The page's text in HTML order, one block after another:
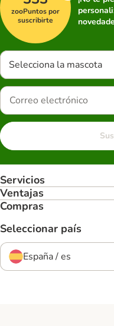
zooPuntos por
suscribirte
Selecciona la mascota
Servicios
Ventajas
Compras
Seleccionar país
España / es